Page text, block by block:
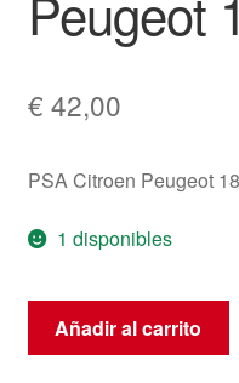
€ 42,00
PSA Citroen Peugeot
1 disponibles
Soporte
Añadir al carrito